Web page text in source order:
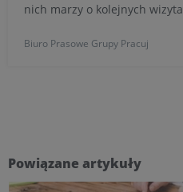
nich marzy o kolejnych
świata. W tym kontekście
workation, czyli łączenie
Biuro Prasowe Grupy Pracuj
Powiązane artykuły